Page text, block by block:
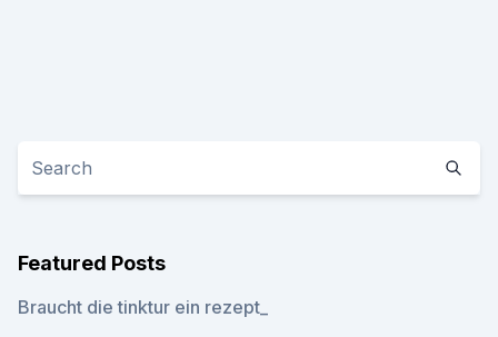
Featured Posts
Braucht die tinktur ein rezept_